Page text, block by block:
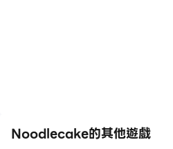
Noodlecake的其他遊戲